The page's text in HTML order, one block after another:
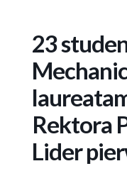
23
Rektora
Lider